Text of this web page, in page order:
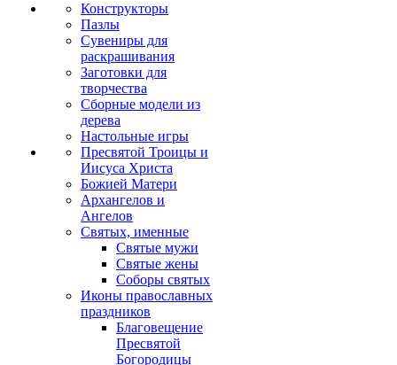
Конструкторы
Пазлы
Сувениры для
раскрашивания
Заготовки для
творчества
Сборные модели из
дерева
Настольные игры
Пресвятой Троицы и
Иисуса Христа
Божией Матери
Архангелов и
Ангелов
Святых, именные
Святые мужи
Святые жены
Соборы святых
Иконы православных
праздников
Благовещение
Пресвятой
Богородицы